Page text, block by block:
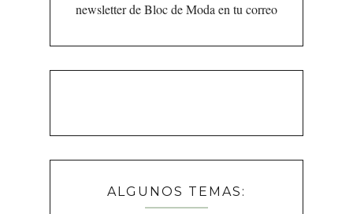
newsletter de Bloc de Moda en tu correo
ALGUNOS TEMAS: